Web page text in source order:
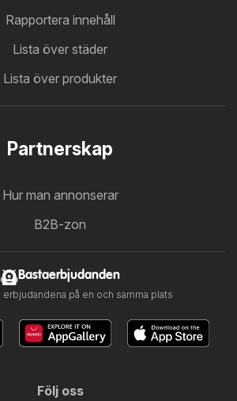
Rapportera innehåll
Lista över städer
Lista över produkter
Partnerskap
Hur man annonserar
B2B-zon
Bastaerbjudanden
på en och samma plats
Följ oss